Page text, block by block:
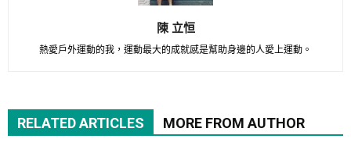
陳 立恒
熱愛戶外運動的我，運動最大的成就感是幫助身邊的人愛上運動。
RELATED ARTICLES MORE FROM AUTHOR